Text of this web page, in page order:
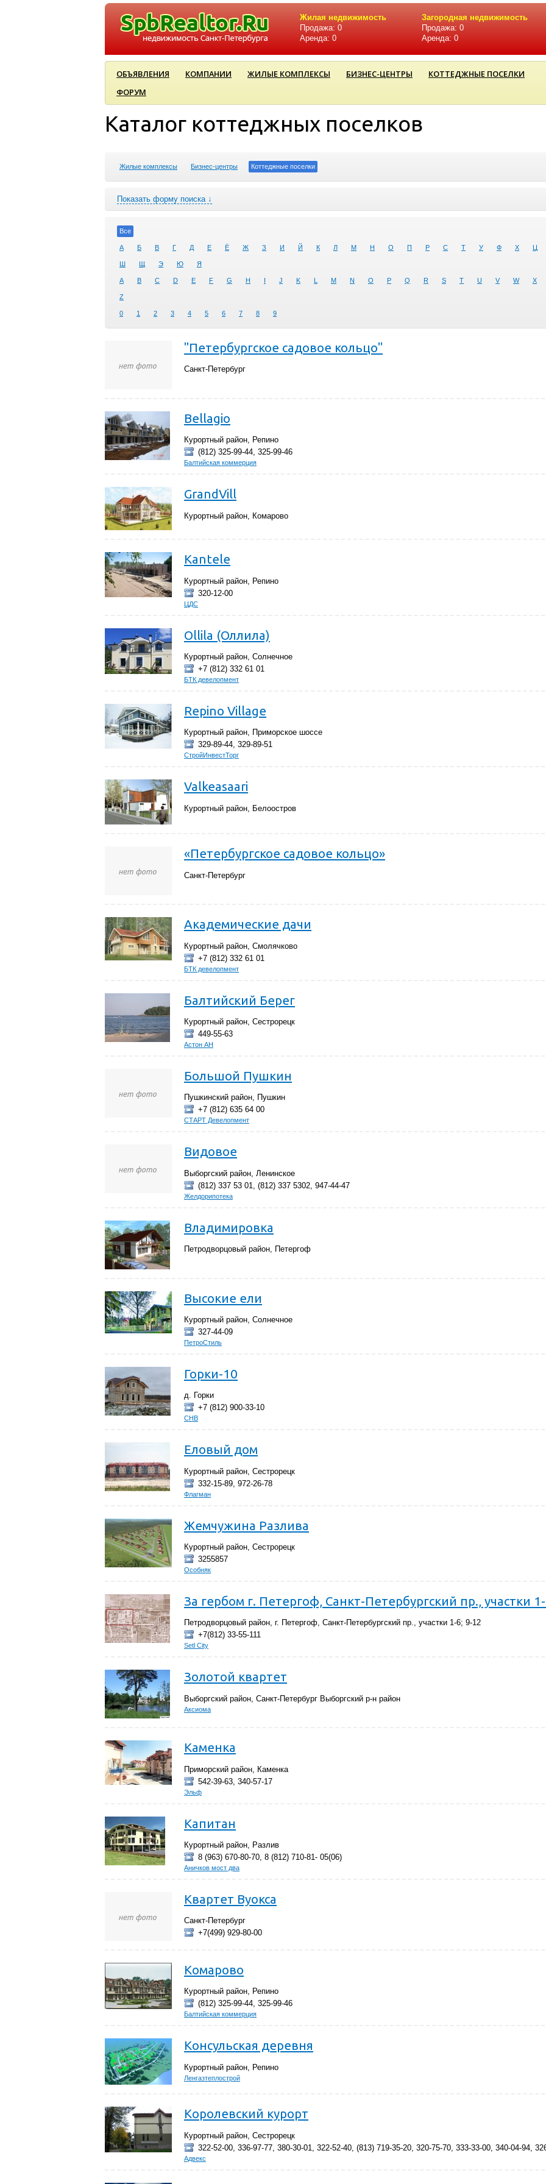
Жилая недвижимость
Продажа: 0
Аренда: 0
Загородная недвижимость
Продажа: 0
Аренда: 0
ОБЪЯВЛЕНИЯ КОМПАНИИ ЖИЛЫЕ КОМПЛЕКСЫ БИЗНЕС-ЦЕНТРЫ
КОТТЕДЖНЫЕ ПОСЕЛКИ
ФОРУМ
Каталог коттеджных поселков
Жилые комплексы Бизнес-центры Коттеджные поселки
Показать форму поиска ↓
Все
А Б В Г Д Е Ё Ж З И Й К Л М Н О П Р С Т У Ф Х Ц
Ш Щ Э Ю Я
A B C D E F G H I J K L M N O P Q R S T U V W X
Z
0 1 2 3 4 5 6 7 8 9
"Петербургское садовое кольцо"
Санкт-Петербург
Bellagio
Курортный район, Репино
(812) 325-99-44, 325-99-46
Балтийская коммерция
GrandVill
Курортный район, Комарово
Kantele
Курортный район, Репино
320-12-00
ЦДС
Ollila (Оллила)
Курортный район, Солнечное
+7 (812) 332 61 01
БТК девелопмент
Repino Village
Курортный район, Приморское шоссе
329-89-44, 329-89-51
СтройИнвестТорг
Valkeasaari
Курортный район, Белоостров
«Петербургское садовое кольцо»
Санкт-Петербург
Академические дачи
Курортный район, Смолячково
+7 (812) 332 61 01
БТК девелопмент
Балтийский Берег
Курортный район, Сестрорецк
449-55-63
Астон АН
Большой Пушкин
Пушкинский район, Пушкин
+7 (812) 635 64 00
СТАРТ Девелопмент
Видовое
Выборгский район, Ленинское
(812) 337 53 01, (812) 337 5302, 947-44-47
Желдорипотека
Владимировка
Петродворцовый район, Петергоф
Высокие ели
Курортный район, Солнечное
327-44-09
ПетроСтиль
Горки-10
д. Горки
+7 (812) 900-33-10
СНВ
Еловый дом
Курортный район, Сестрорецк
332-15-89, 972-26-78
Флагман
Жемчужина Разлива
Курортный район, Сестрорецк
3255857
Особняк
За гербом г. Петергоф, Санкт-Петербургский пр., участки
Петродворцовый район, г. Петергоф, Санкт-Петербургский пр., участки 1-6; 9-12
+7(812) 33-55-111
Setl City
Золотой квартет
Выборгский район, Санкт-Петербург Выборгский р-н район
Аксиома
Каменка
Приморский район, Каменка
542-39-63, 340-57-17
Эльф
Капитан
Курортный район, Разлив
8 (963) 670-80-70, 8 (812) 710-81- 05(06)
Аничков мост два
Квартет Вуокса
Санкт-Петербург
+7(499) 929-80-00
Комарово
Курортный район, Репино
(812) 325-99-44, 325-99-46
Балтийская коммерция
Консульская деревня
Курортный район, Репино
Ленгазтеплострой
Королевский курорт
Курортный район, Сестрорецк
322-52-00, 336-97-77, 380-30-01, 322-52-40, (813) 719-35-20, 320-75-70, 333-33-00, 340-04-94,
Адвекс